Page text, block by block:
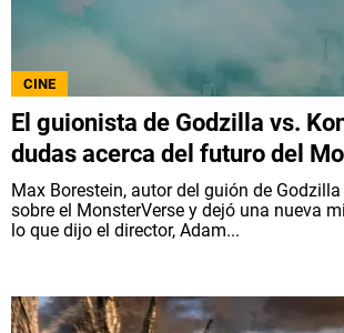
CINE
El guionista de Godzilla vs.
dudas acerca del futuro del
Max Borestein, autor del guión de
sobre el MonsterVerse y dejó una nueva
lo que dijo el director, Adam...